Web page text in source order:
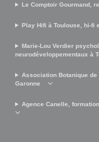
Le Comptoir Gourmand,
Play Hifi à Toulouse, hi-fi
Marie-Lou Verdier
neurodéveloppementaux à
Association Botanique
Garonne
Agence Canelle,